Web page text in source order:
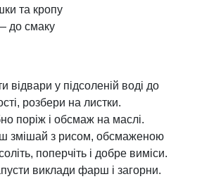
та кропу
до смаку
відвари у підсоленій воді до
розбери на листки.
поріж і обсмаж на маслі.
змішай з рисом, обсмаженою
поперчіть і добре виміси.
виклади фарш і загорни.